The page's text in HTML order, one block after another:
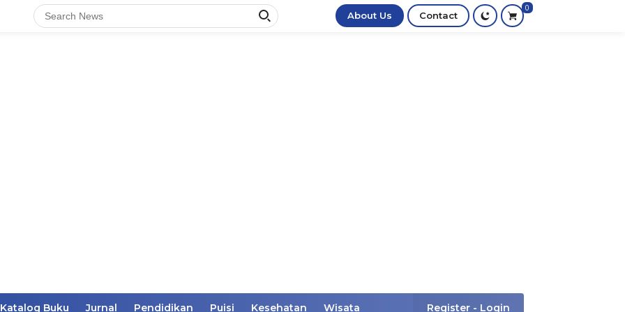
About Us Contact
0
Katalog Buku Jurnal Pendidikan Puisi Kesehatan Wisata Register - Login